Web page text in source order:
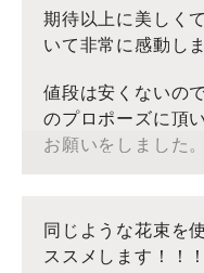
期待以上に美しく
いて非常に感動し
値段は安くないの
のプロポーズに頂
お願いをしました
上に美しくて綺麗
スでも使いたいで
りたいと思います
同じような花束を
ススメします！！！